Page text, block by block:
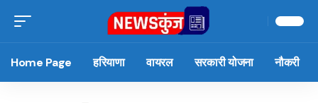
Home Page हरियाणा वायरल सरकारी योजना नौकरी